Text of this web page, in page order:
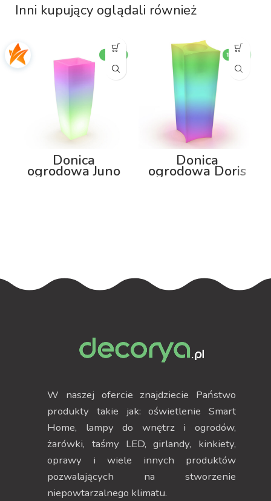
Inni kupujący oglądali również
Donica
ogrodowa Juno
Donica
ogrodowa Doris
W naszej ofercie znajdziecie Państwo
produkty takie jak: oświetlenie Smart
Home, lampy do wnętrz i ogrodów,
żarówki, taśmy LED, girlandy, kinkiety,
oprawy i wiele innych produktów
pozwalających na stworzenie
niepowtarzalnego klimatu.